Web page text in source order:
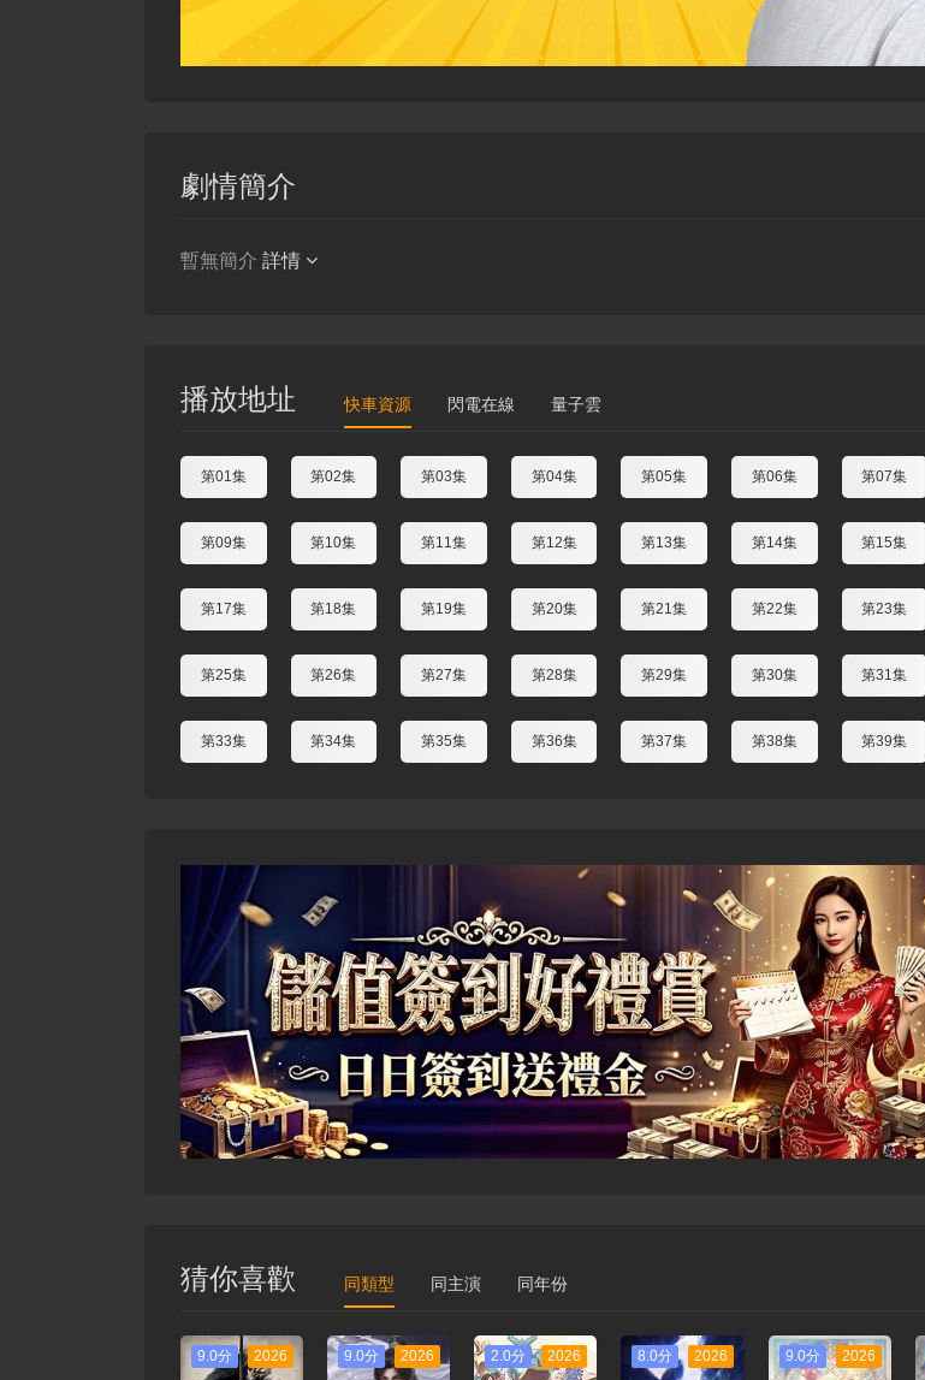
劇情簡介
暫無簡介 詳情
播放地址 快車資源 閃電在線 量子雲
第01集 第02集 第03集 第04集 第05集 第06集 第07集
第09集 第10集 第11集 第12集 第13集 第14集 第15集
第17集 第18集 第19集 第20集 第21集 第22集 第23集
第25集 第26集 第27集 第28集 第29集 第30集 第31集
第33集 第34集 第35集 第36集 第37集 第38集 第39集
猜你喜歡 同類型 同主演 同年份
9.0分 2026 9.0分 2026 2.0分 2026 8.0分 2026 9.0分 2026